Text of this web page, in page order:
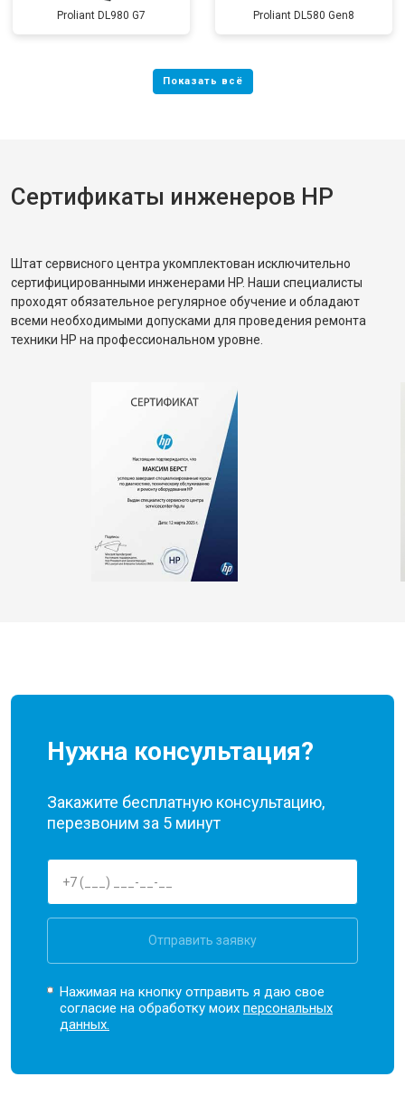
Proliant DL980 G7 Proliant DL580 Gen8
Сертификаты инженеров HP
Штат сервисного центра укомплектован исключительно
сертифицированными инженерами HP. Наши специалисты
проходят обязательное регулярное обучение и обладают
всеми необходимыми допусками для проведения ремонта
техники HP на профессиональном уровне.
Нужна консультация?
Закажите бесплатную консультацию,
перезвоним за 5 минут
Отправить заявку
Нажимая на кнопку отправить я даю свое
согласие на обработку моихперсональных
данных.